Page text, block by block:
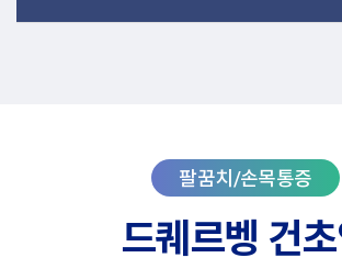
드퀘르벵 건